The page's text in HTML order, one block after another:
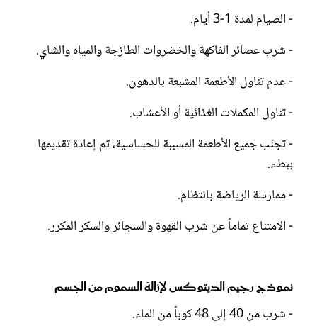
- الصيام لمدة 1-3 أيام.
- شرب عصائر الفاكهة والخضروات الطازجة والمياه والشاي.
- عدم تناول الأطعمة المشبعة بالدهون.
- تناول المكملات الغذائية أو الأعشاب.
- تجنّب جميع الأطعمة المسببة للحساسية، ثم إعادة تقديمها
ببطء.
- ممارسة الرياضة بانتظام.
- الامتناع تماماً عن شرب القهوة والسجائر والسكر المكرر.
نموذج رجيم الديتوكس لإزالة السموم من الجسم
- شرب من 40 إلى 48 كوباً من الماء.